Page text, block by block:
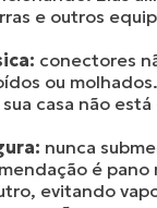
e outros
conectores
ou
casa não
nunca
é pano
evitando